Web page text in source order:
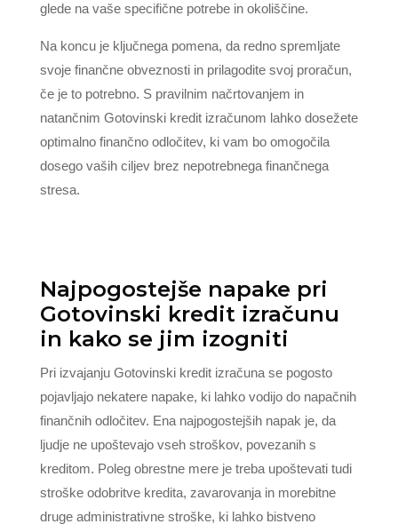
glede na vaše specifične potrebe in okoliščine.
Na koncu je ključnega pomena, da redno spremljate
svoje finančne obveznosti in prilagodite svoj proračun,
če je to potrebno. S pravilnim načrtovanjem in
natančnim Gotovinski kredit izračunom lahko dosežete
optimalno finančno odločitev, ki vam bo omogočila
dosego vaših ciljev brez nepotrebnega finančnega
stresa.
Najpogostejše napake pri
Gotovinski kredit izračunu
in kako se jim izogniti
Pri izvajanju Gotovinski kredit izračuna se pogosto
pojavljajo nekatere napake, ki lahko vodijo do napačnih
finančnih odločitev. Ena najpogostejših napak je, da
ljudje ne upoštevajo vseh stroškov, povezanih s
kreditom. Poleg obrestne mere je treba upoštevati tudi
stroške odobritve kredita, zavarovanja in morebitne
druge administrativne stroške, ki lahko bistveno